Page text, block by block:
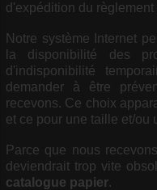
d'expédition du
Notre système Internet
la disponibilité des
d'indisponibilité
demander à être
recevons. Ce choix
et ce pour une taille et/ou
Parce que nous
deviendrait trop vite
catalogue papier.